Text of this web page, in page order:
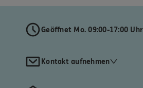
Geöffnet Mo. 09:00-17:00 Uhr
Kontakt aufnehmen